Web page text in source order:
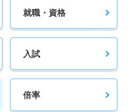
就職・資格
入試
倍率